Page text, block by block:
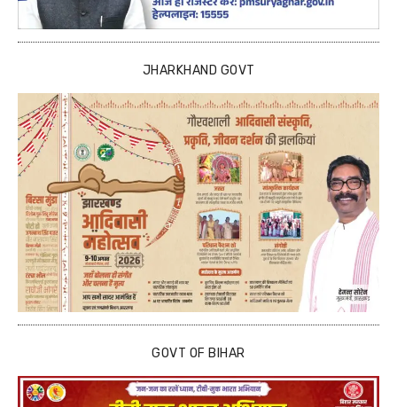
JHARKHAND GOVT
GOVT OF BIHAR